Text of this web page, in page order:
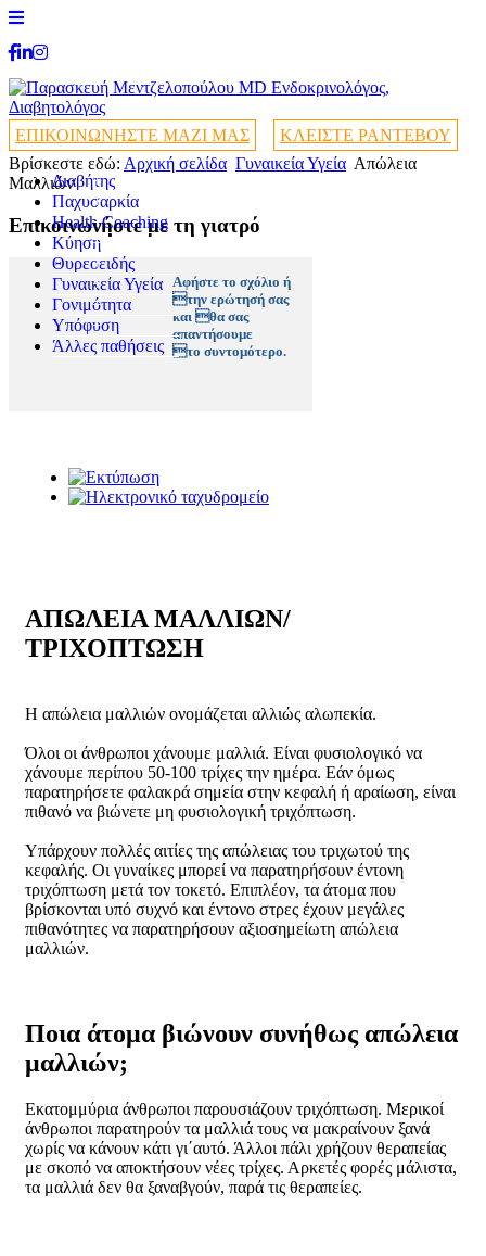
ΕΠΙΚΟΙΝΩΝΗΣΤΕ ΜΑΖΙ ΜΑΣ ΚΛΕΙΣΤΕ ΡΑΝΤΕΒΟΥ
Διαβήτης
+
Παχυσαρκία
+
Health Coaching
+
+
Κύηση
+
Θυρεοειδής
+
Γυναικεία Υγεία
+
Γονιμότητα
+
Υπόφυση
+
Άλλες παθήσεις
+
Βρίσκεστε εδώ: Αρχική σελίδα Γυναικεία Υγεία Απώλεια
Μαλλιών
Επικοινωνήστε με τη γιατρό
Αφήστε το σχόλιο ή
την ερώτησή σας
και θα σας
απαντήσουμε
το συντομότερο.
ΑΠΩΛΕΙΑ ΜΑΛΛΙΩΝ/
ΤΡΙΧΟΠΤΩΣΗ
H απώλεια μαλλιών ονομάζεται αλλιώς αλωπεκία.
Όλοι οι άνθρωποι χάνουμε μαλλιά. Είναι φυσιολογικό να
χάνουμε περίπου 50-100 τρίχες την ημέρα. Εάν όμως
παρατηρήσετε φαλακρά σημεία στην κεφαλή ή αραίωση, είναι
πιθανό να βιώνετε μη φυσιολογική τριχόπτωση.
Υπάρχουν πολλές αιτίες της απώλειας του τριχωτού της
κεφαλής. Οι γυναίκες μπορεί να παρατηρήσουν έντονη
τριχόπτωση μετά τον τοκετό. Επιπλέον, τα άτομα που
βρίσκονται υπό συχνό και έντονο στρες έχουν μεγάλες
πιθανότητες να παρατηρήσουν αξιοσημείωτη απώλεια
μαλλιών.
Ποια άτομα βιώνουν συνήθως απώλεια
μαλλιών;
Εκατομμύρια άνθρωποι παρουσιάζουν τριχόπτωση. Μερικοί
άνθρωποι παρατηρούν τα μαλλιά τους να μακραίνουν ξανά
χωρίς να κάνουν κάτι γι΄αυτό. Άλλοι πάλι χρήζουν θεραπείας
με σκοπό να αποκτήσουν νέες τρίχες. Αρκετές φορές μάλιστα,
τα μαλλιά δεν θα ξαναβγούν, παρά τις θεραπείες.